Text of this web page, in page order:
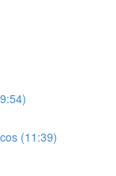
(11:39)